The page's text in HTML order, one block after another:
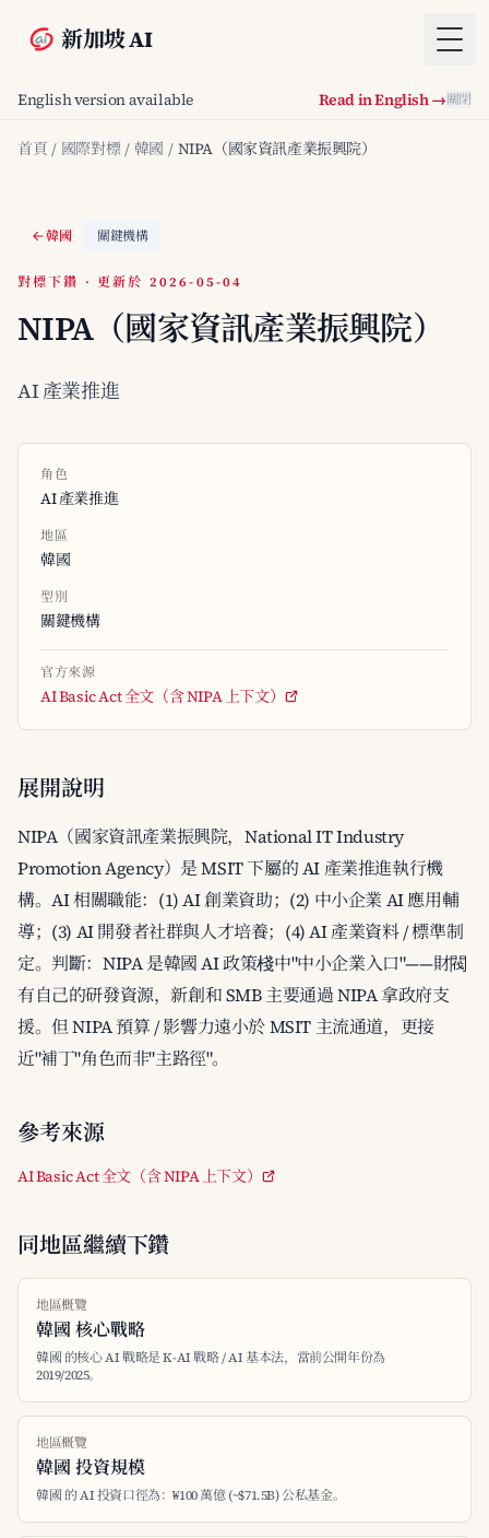
新加坡 AI
English version available Read in English →關閉
首頁 / 國際對標 / 韓國 / NIPA（國家資訊產業振興院）
韓國 關鍵機構
對標下鑽 · 更新於 2026-05-04
NIPA（國家資訊產業振興院）
AI 產業推進
角色
AI 產業推進
地區
韓國
型別
關鍵機構
官方來源
AI Basic Act 全文（含 NIPA 上下文）
展開說明
NIPA（國家資訊產業振興院，National IT Industry
Promotion Agency）是 MSIT 下屬的 AI 產業推進執行機
構。AI 相關職能：(1) AI 創業資助；(2) 中小企業 AI 應用輔
導；(3) AI 開發者社群與人才培養；(4) AI 產業資料 / 標準制
定。判斷：NIPA 是韓國 AI 政策棧中"中小企業入口"——財閥
有自己的研發資源，新創和 SMB 主要通過 NIPA 拿政府支
援。但 NIPA 預算 / 影響力遠小於 MSIT 主流通道，更接
近"補丁"角色而非"主路徑"。
參考來源
AI Basic Act 全文（含 NIPA 上下文）
同地區繼續下鑽
地區概覽
韓國 核心戰略
韓國 的核心 AI 戰略是 K-AI 戰略 / AI 基本法，當前公開年份為
2019/2025。
地區概覽
韓國 投資規模
韓國 的 AI 投資口徑為：₩100 萬億 (~$71.5B) 公私基金。